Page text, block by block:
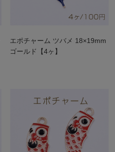
エポチャーム ツバメ 18×19mm
ゴールド【4ヶ】